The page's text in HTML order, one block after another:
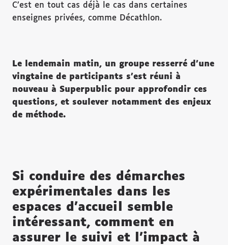
C’est en tout cas déjà le cas dans certaines
enseignes privées, comme Décathlon.
Le lendemain matin, un groupe resserré d ’une
vingtaine de participants s’est réuni à
nouveau à Superpublic pour approfondir ces
questions, et soulever notamment des enjeux
de méthode.
Si conduire des démarches
expérimentales dans les
espaces d’accueil semble
intéressant, comment en
assurer le suivi et l’impact à